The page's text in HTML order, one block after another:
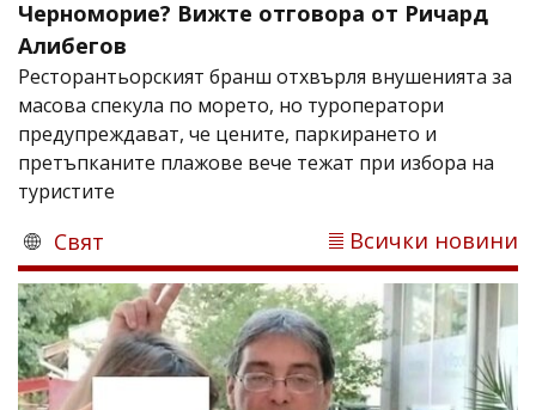
Черноморие? Вижте отговора от Ричард
Алибегов
Ресторантьорският бранш отхвърля внушенията за
масова спекула по морето, но туроператори
предупреждават, че цените, паркирането и
претъпканите плажове вече тежат при избора на
туристите
Свят Всички новини